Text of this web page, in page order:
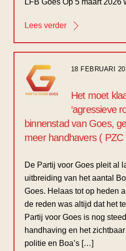
LFB Goes Op 5 maart 2026
Lees verder
18 FEBRUARI
Het moet
‘agressieve
binnenstad van Goes,
meer handhavers (
De Partij voor Goes pleit al
uitbreiding van het aantal
Goes. Helaas tot op heden
de reden was altijd dat het
Partij voor Goes is nog
handhaving en het
politie en Boa’s […]